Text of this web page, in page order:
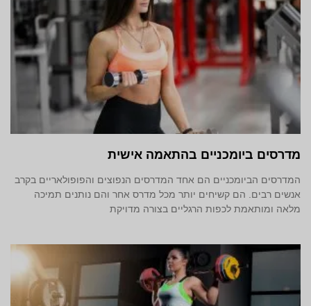
מדרסים ביומכניים בהתאמה אישית
המדרסים הביומכניים הם אחד המדרסים הנפוצים והפופולאריים בקרב
אנשים רבים. הם קשיחים יותר מכל מדרס אחר והם נותנים תמיכה
מלאה ומותאמת לכפות הרגליים בצורה מדויקת